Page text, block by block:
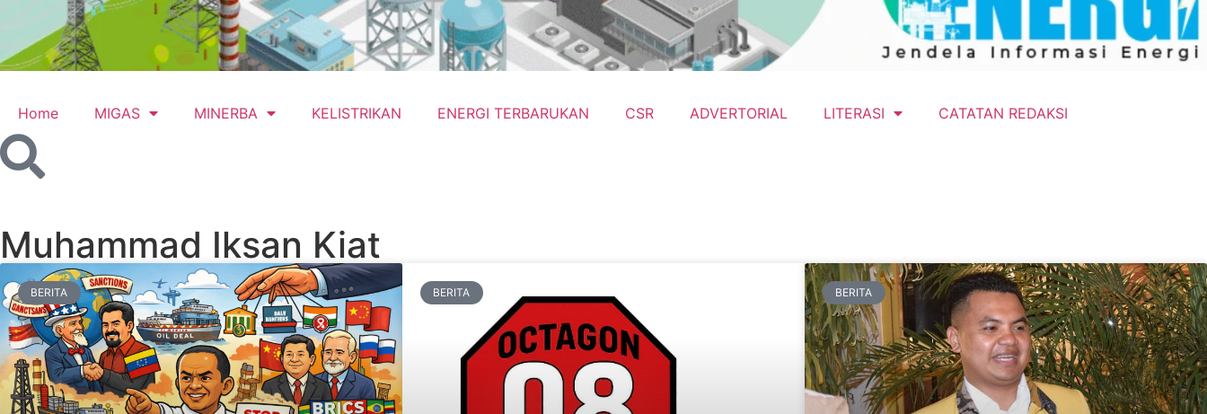
Home MIGAS MINERBA KELISTRIKAN ENERGI TERBARUKAN CSR ADVERTORIAL LITERASI CATATAN REDAKSI
Muhammad Iksan Kiat
BERITA BERITA BERITA